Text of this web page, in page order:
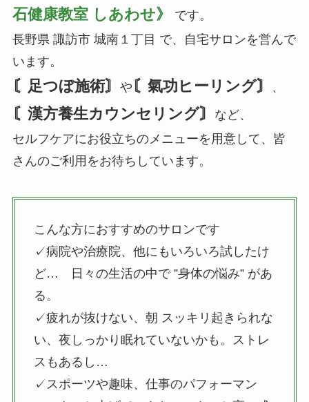
石健康教室 しあわせ》
です。
長野県 諏訪市 城南１丁目 で、自宅サロンを営んで
います。
〘足つぼ施術〙 や 〘氣功ヒーリング〙 、
〘漢方養生カウンセリング〙
など、
セルフケアにお役立ちのメニューを用意して、皆
さんのご利用をお待ちしています。
こんな方におすすめのサロンです
✓病院や治療院、他にもいろいろ試したけ
ど… 日々の生活の中で ”身体の悩み” があ
る。
✓疲れが抜けない、朝 スッキリ起きられな
い、夜しっかり眠れていないかも。ストレ
スもあるし…
✓スポーツや趣味、仕事のパフォーマン